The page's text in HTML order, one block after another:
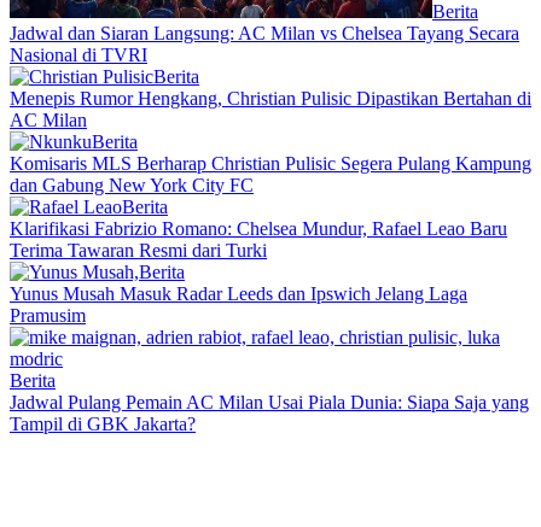
Berita
Jadwal dan Siaran Langsung: AC Milan vs Chelsea Tayang Secara
Nasional di TVRI
Berita
Menepis Rumor Hengkang, Christian Pulisic Dipastikan Bertahan di
AC Milan
Berita
Komisaris MLS Berharap Christian Pulisic Segera Pulang Kampung
dan Gabung New York City FC
Berita
Klarifikasi Fabrizio Romano: Chelsea Mundur, Rafael Leao Baru
Terima Tawaran Resmi dari Turki
Berita
Yunus Musah Masuk Radar Leeds dan Ipswich Jelang Laga
Pramusim
Berita
Jadwal Pulang Pemain AC Milan Usai Piala Dunia: Siapa Saja yang
Tampil di GBK Jakarta?